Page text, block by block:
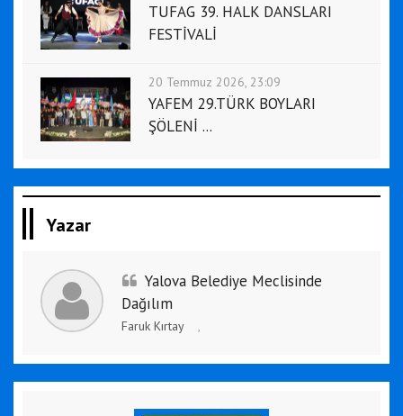
TUFAG 39. HALK DANSLARI
FESTİVALİ
20 Temmuz 2026, 23:09
YAFEM 29.TÜRK BOYLARI
ŞÖLENİ ...
Yazar
Yalova Belediye Meclisinde
Dağılım
Faruk Kırtay ,